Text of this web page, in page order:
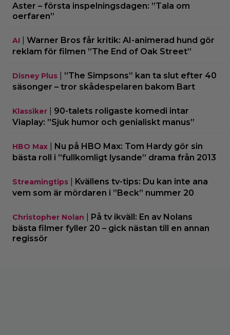
Aster – första inspelningsdagen: ”Tala om
oerfaren”
AI
Warner Bros får kritik: AI-animerad hund gör
reklam för filmen ”The End of Oak Street”
Disney Plus
”The Simpsons” kan ta slut efter 40
säsonger – tror skådespelaren bakom Bart
Klassiker
90-talets roligaste komedi intar
Viaplay: ”Sjuk humor och genialiskt manus”
HBO Max
Nu på HBO Max: Tom Hardy gör sin
bästa roll i ”fullkomligt lysande” drama från 2013
Streamingtips
Kvällens tv-tips: Du kan inte ana
vem som är mördaren i ”Beck” nummer 20
Christopher Nolan
På tv ikväll: En av Nolans
bästa filmer fyller 20 – gick nästan till en annan
regissör